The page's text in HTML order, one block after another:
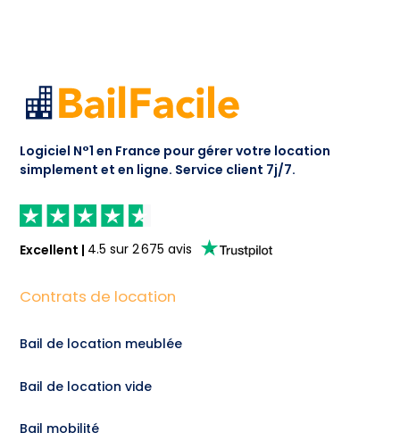
Logiciel N°1 en France pour gérer votre location
simplement et en ligne. Service client 7j/7.
Excellent | 4.5 sur2 675 avis
Contrats de location
Bail de location meublée
Bail de location vide
Bail mobilité